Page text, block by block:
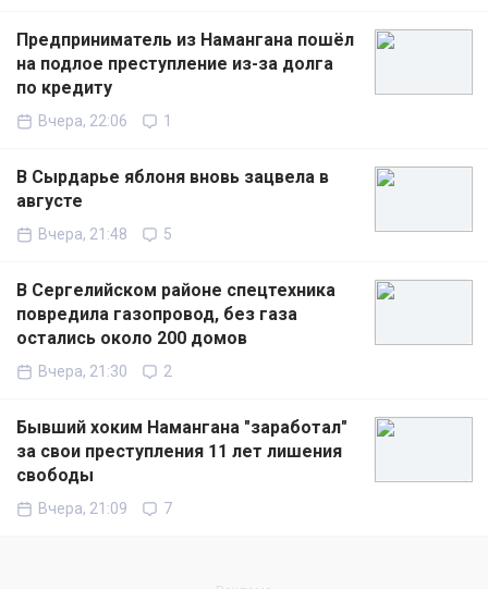
Предприниматель из Намангана пошёл
на подлое преступление из-за долга
по кредиту
Вчера, 22:06 1
В Сырдарье яблоня вновь зацвела в
августе
Вчера, 21:48 5
В Сергелийском районе спецтехника
повредила газопровод, без газа
остались около 200 домов
Вчера, 21:30 2
Бывший хоким Намангана "заработал"
за свои преступления 11 лет лишения
свободы
Вчера, 21:09 7